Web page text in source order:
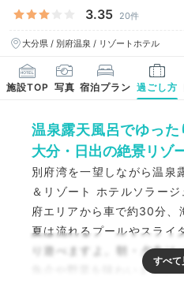
3.35 20件
大分県 / 別府温泉 / リゾートホテル
施設TOP 写真 宿泊プラン 過ごし方
温泉露天風呂でゆった
大分・日出の絶景リゾ
別府湾を一望しながら温泉
＆リゾート ホテルソラー
府エリアから車で約30分、
夏は流れるプールやスライ
り遊べますよ。朝・夕食は
魚介や野菜を味わいましょ